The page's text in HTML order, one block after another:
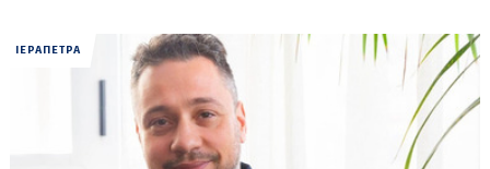
ΙΕΡΑΠΕΤΡΑ